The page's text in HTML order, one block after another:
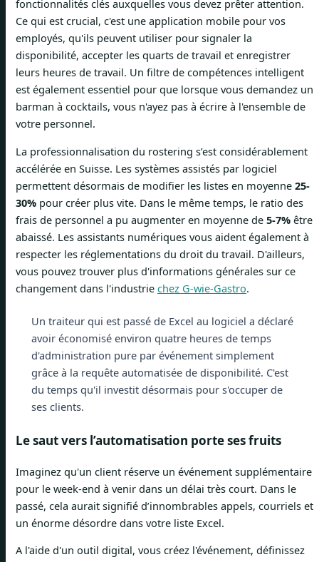
fonctionnalités clés auxquelles vous devez prêter attention.
Ce qui est crucial, c'est une application mobile pour vos
employés, qu'ils peuvent utiliser pour signaler la
disponibilité, accepter les quarts de travail et enregistrer
leurs heures de travail. Un filtre de compétences intelligent
est également essentiel pour que lorsque vous demandez un
barman à cocktails, vous n'ayez pas à écrire à l'ensemble de
votre personnel.
La professionnalisation du rostering s’est considérablement
accélérée en Suisse. Les systèmes assistés par logiciel
permettent désormais de modifier les listes en moyenne 25-
30% pour créer plus vite. Dans le même temps, le ratio des
frais de personnel a pu augmenter en moyenne de 5-7% être
abaissé. Les assistants numériques vous aident également à
respecter les réglementations du droit du travail. D'ailleurs,
vous pouvez trouver plus d'informations générales sur ce
changement dans l'industrie chez G-wie-Gastro.
Un traiteur qui est passé de Excel au logiciel a déclaré
avoir économisé environ quatre heures de temps
d'administration pure par événement simplement
grâce à la requête automatisée de disponibilité. C'est
du temps qu'il investit désormais pour s'occuper de
ses clients.
Le saut vers l’automatisation porte ses fruits
Imaginez qu'un client réserve un événement supplémentaire
pour le week-end à venir dans un délai très court. Dans le
passé, cela aurait signifié d’innombrables appels, courriels et
un énorme désordre dans votre liste Excel.
A l'aide d'un outil digital, vous créez l'événement, définissez